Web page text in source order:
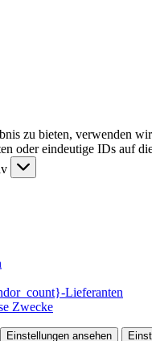
zu bieten, verwenden
oder eindeutige IDs auf
Lieferanten
Zwecke
Einstellungen ansehen